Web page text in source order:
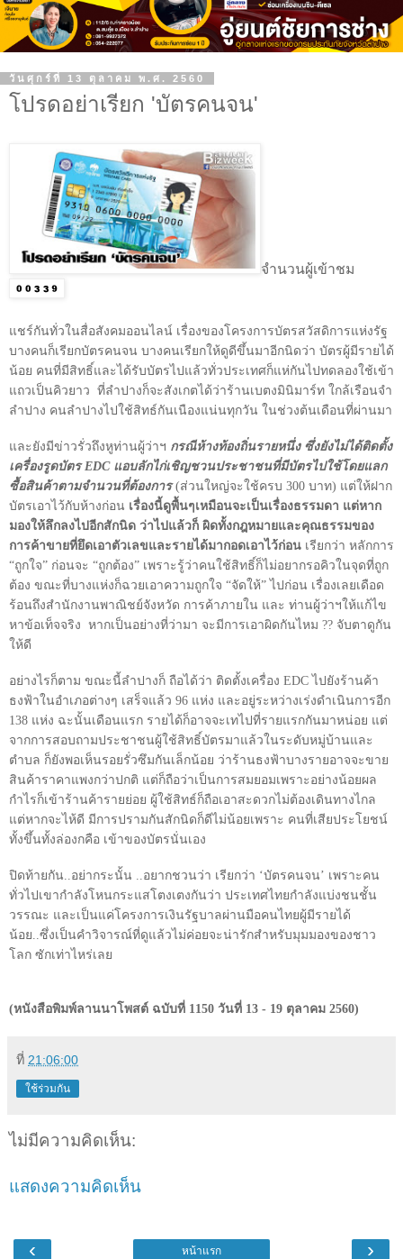
วันศุกร์ที่ 13 ตุลาคม พ.ศ. 2560
โปรดอย่าเรียก 'บัตรคนจน'
จำนวนผู้เข้าชม
แชร์กันทั่วในสื่อสังคมออนไลน์ เรื่องของโครงการบัตรสวัสดิการแห่งรัฐ
บางคนก็เรียกบัตรคนจน บางคนเรียกให้ดูดีขึ้นมาอีกนิดว่า บัตรผู้มีรายได้
น้อย คนที่มีสิทธิ์และได้รับบัตรไปแล้วทั่วประเทศก็แห่กันไปทดลองใช้เข้า
แถวเป็นคิวยาว ที่ลำปางก็จะสังเกตได้ว่าร้านเบตงมินิมาร์ท ใกล้เรือนจำ
ลำปาง คนลำปางไปใช้สิทธ์กันเนืองแน่นทุกวัน ในช่วงต้นเดือนที่ผ่านมา
และยังมีข่าวรั่วถึงหูท่านผู้ว่าฯ กรณีห้างท้องถิ่นรายหนึ่ง ซึ่งยังไม่ได้ติดตั้ง
เครื่องรูดบัตร EDC แอบลักไก่เชิญชวนประชาชนที่มีบัตรไปใช้โดยแลก
ซื้อสินค้าตามจำนวนที่ต้องการ(ส่วนใหญ่จะใช้ครบ 300 บาท) แต่ให้ฝาก
บัตรเอาไว้กับห้างก่อน เรื่องนี้ดูพื้นๆเหมือนจะเป็นเรื่องธรรมดา แต่หาก
มองให้ลึกลงไปอีกสักนิด ว่าไปแล้วก็ ผิดทั้งกฎหมายและคุณธรรมของ
การค้าขายที่ยึดเอาตัวเลขและรายได้มากอดเอาไว้ก่อน เรียกว่า หลักการ
“ถูกใจ” ก่อนจะ “ถูกต้อง” เพราะรู้ว่าคนใช้สิทธิ์ก็ไม่อยากรอคิวในจุดที่ถูก
ต้อง ขณะที่บางแห่งก็ฉวยเอาความถูกใจ “จัดให้” ไปก่อน เรื่องเลยเดือด
ร้อนถึงสำนักงานพาณิชย์จังหวัด การค้าภายใน และ ท่านผู้ว่าฯให้แก้ไข
หาข้อเท็จจริง หากเป็นอย่างที่ว่ามา จะมีการเอาผิดกันไหม ?? จับตาดูกัน
ให้ดี
อย่างไรก็ตาม ขณะนี้ลำปางก็ ถือได้ว่า ติดตั้งเครื่อง EDC ไปยังร้านค้า
ธงฟ้าในอำเภอต่างๆ เสร็จแล้ว 96 แห่ง และอยู่ระหว่างเร่งดำเนินการอีก
138 แห่ง ฉะนั้นเดือนแรก รายได้ก็อาจจะเทไปที่รายแรกกันมาหน่อย แต่
จากการสอบถามประชาชนผู้ใช้สิทธิ์บัตรมาแล้วในระดับหมู่บ้านและ
ตำบล ก็ยังพอเห็นรอยรั่วซึมกันเล็กน้อย ว่าร้านธงฟ้าบางรายอาจจะขาย
สินค้าราคาแพงกว่าปกติ แต่ก็ถือว่าเป็นการสมยอมเพราะอย่างน้อยผล
กำไรก็เข้าร้านค้ารายย่อย ผู้ใช้สิทธ์ก็ถือเอาสะดวกไม่ต้องเดินทางไกล
แต่หากจะไห้ดี มีการปรามกันสักนิดก็ดีไม่น้อยเพราะ คนที่เสียประโยชน์
ทั้งขึ้นทั้งล่องกคือ เข้าของบัตรนั่นเอง
ปิดท้ายกัน..อย่ากระนั้น ..อยากชวนว่า เรียกว่า ‘บัตรคนจน’ เพราะคน
ทั่วไปเขากำลังโหนกระแสโตงเตงกันว่า ประเทศไทยกำลังแบ่งชนชั้น
วรรณะ และเป็นแค่โครงการเงินรัฐบาลผ่านมือคนไทยผู้มีรายได้
น้อย..ซึ่งเป็นคำวิจารณ์ที่ดูแล้วไม่ค่อยจะน่ารักสำหรับมุมมองของชาว
โลก ซักเท่าไหร่เลย
(หนังสือพิมพ์ลานนาโพสต์ ฉบับที่ 1150 วันที่ 13 - 19 ตุลาคม 2560)
ที่ 21:06:00
ใช้ร่วมกัน
ไม่มีความคิดเห็น:
แสดงความคิดเห็น
‹ ›
หน้าแรก